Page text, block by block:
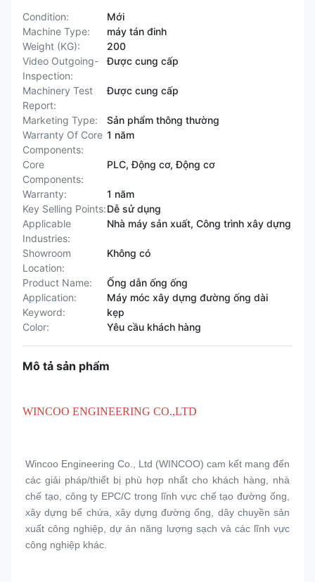
Condition:
Mới
Machine Type:
máy tán đinh
Weight (KG):
200
Video Outgoing-
Inspection:
Được cung cấp
Machinery Test
Report:
Được cung cấp
Marketing Type:
Sản phẩm thông thường
Warranty Of Core
Components:
1 năm
Core
Components:
PLC, Động cơ, Động cơ
Warranty:
1 năm
Key Selling Points:Dễ sử dụng
Applicable
Industries:
Nhà máy sản xuất, Công trình xây dựng
Showroom
Location:
Không có
Product Name:
Ống dẫn ống ống
Application:
Máy móc xây dựng đường ống dài
Keyword:
kẹp
Color:
Yêu cầu khách hàng
Mô tả sản phẩm
WINCOO ENGINEERING CO.,LTD
Wincoo Engineering Co., Ltd (WINCOO) cam kết mang đến
các giải pháp/thiết bị phù hợp nhất cho khách hàng, nhà
chế tạo, công ty EPC/C trong lĩnh vực chế tạo đường ống,
xây dựng bể chứa, xây dựng đường ống, dây chuyền sản
xuất công nghiệp, dự án năng lượng sạch và các lĩnh vực
công nghiệp khác.